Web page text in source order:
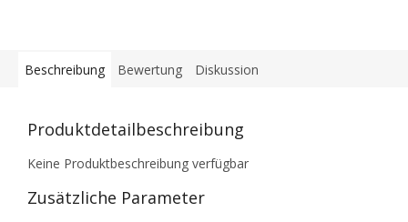
Beschreibung Bewertung Diskussion
Produktdetailbeschreibung
Keine Produktbeschreibung verfügbar
Zusätzliche Parameter